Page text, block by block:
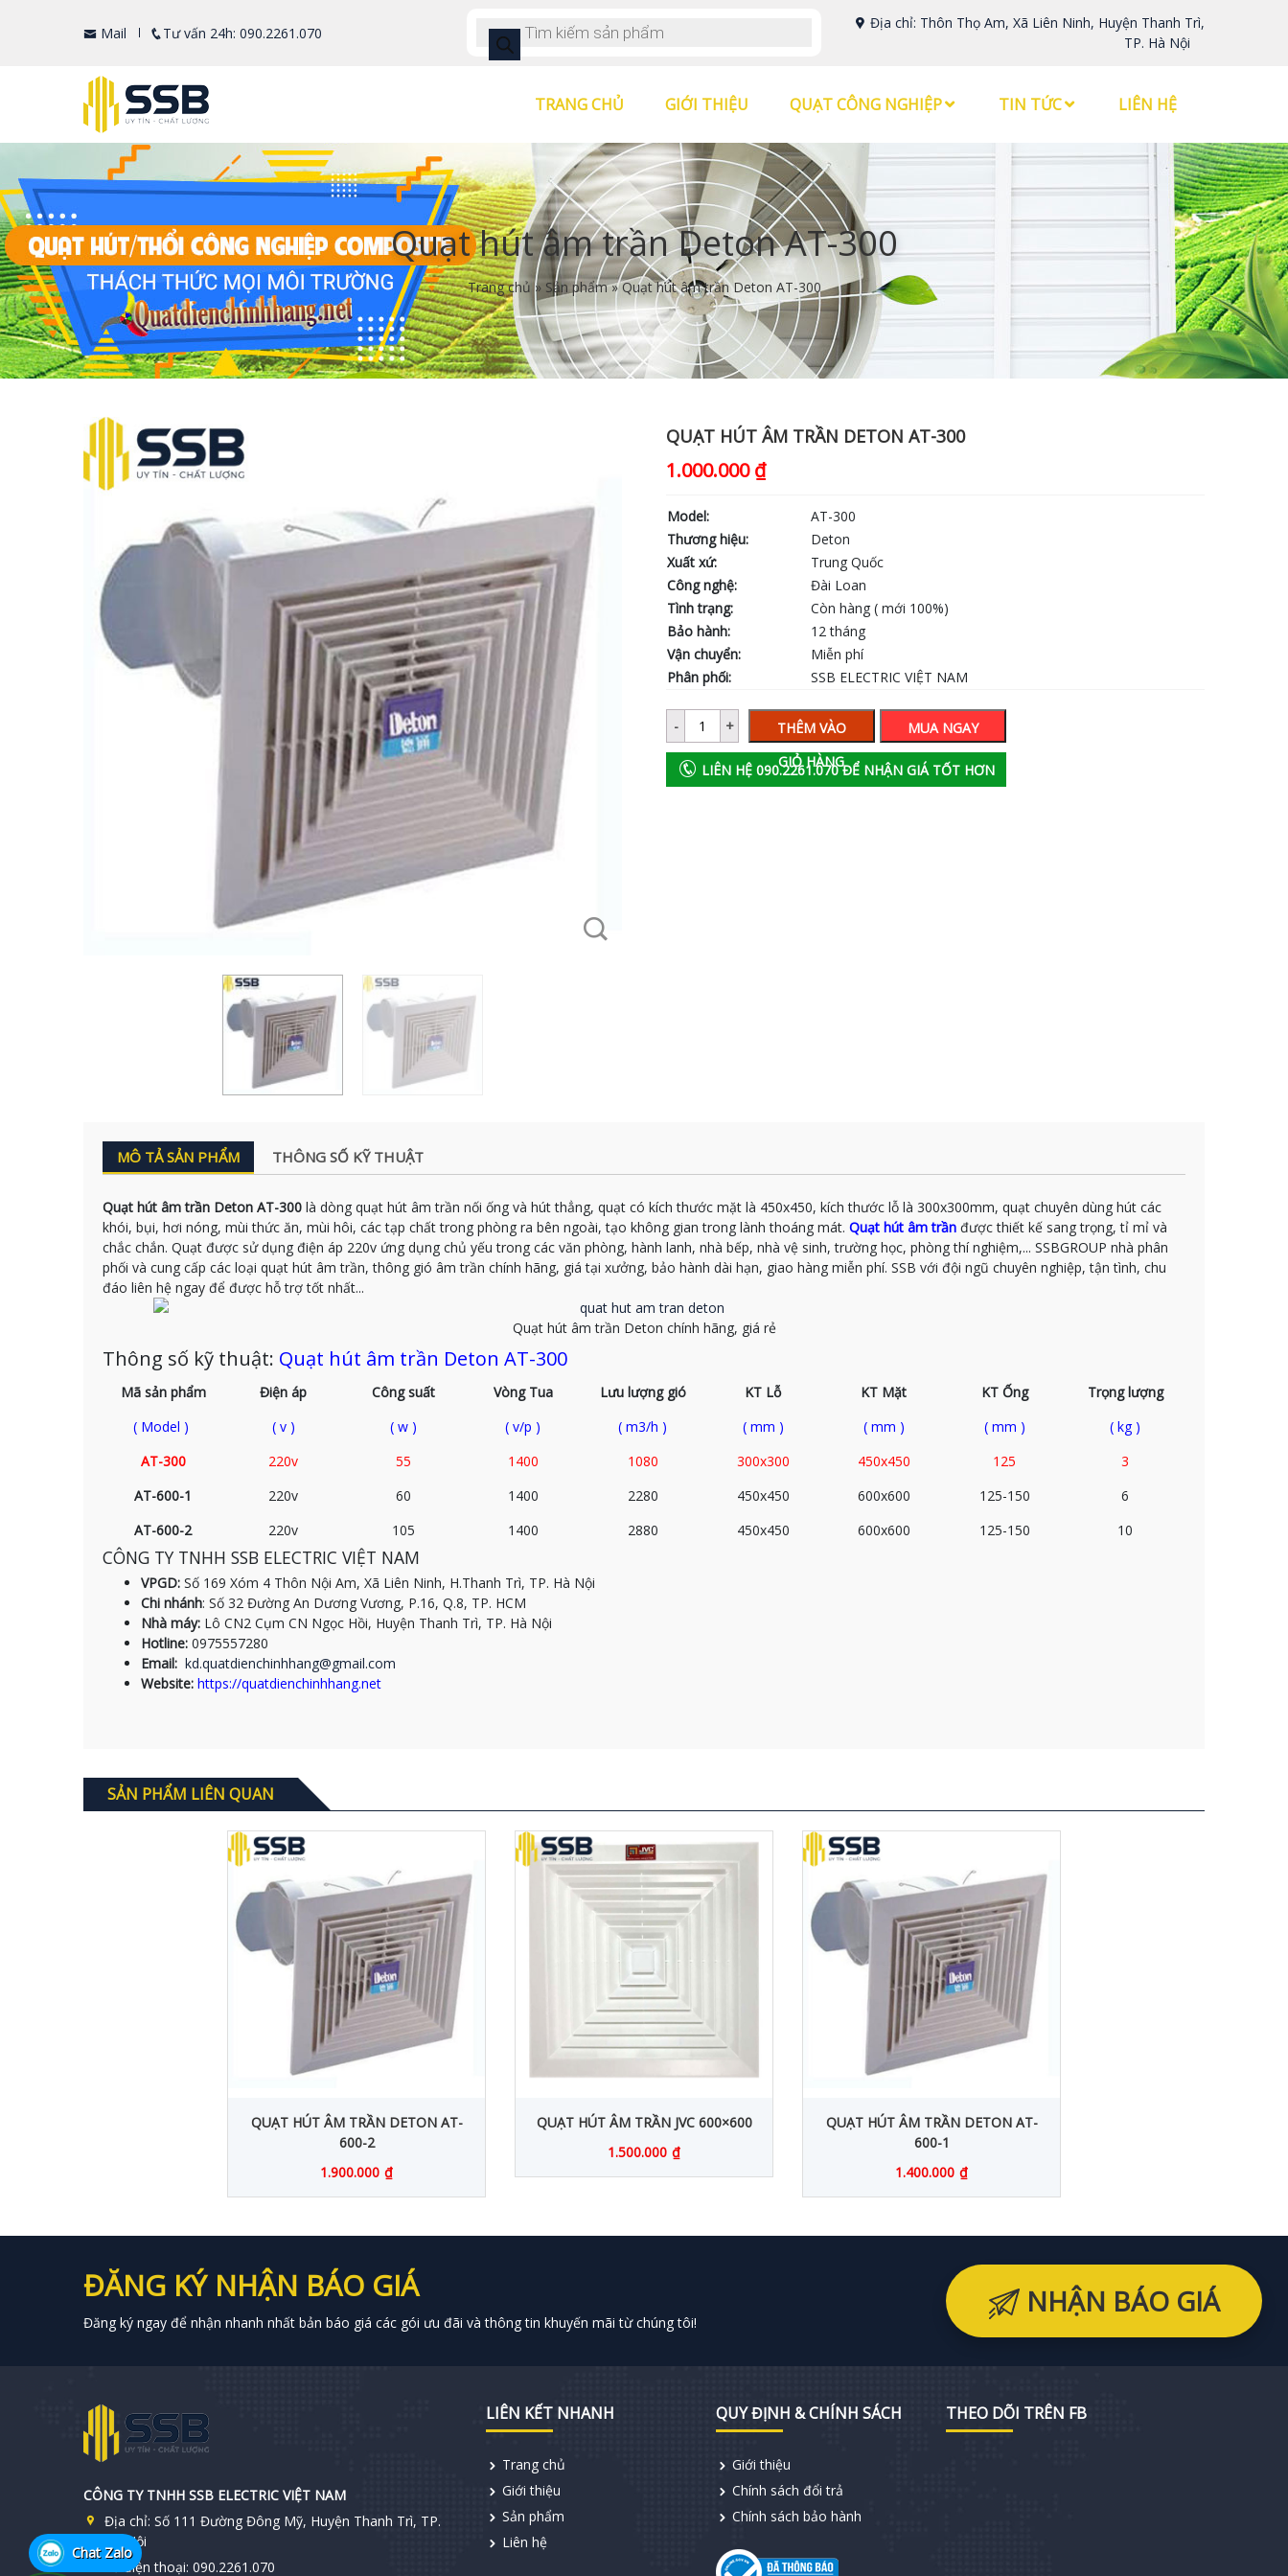
Mail Tư vấn 24h: 090.2261.070
Địa chỉ: Thôn Thọ Am, Xã Liên Ninh, Huyện Thanh Trì,
TP. Hà Nội
TRANG CHỦ GIỚI THIỆU QUẠT CÔNG NGHIỆP TIN TỨC LIÊN HỆ
Quạt hút âm trần Deton AT-300
Trang chủ» Sản phẩm»Quạt hút âm trần Deton AT-300
QUẠT HÚT ÂM TRẦN DETON AT-300
1.000.000 ₫
Model:
AT-300
Thương hiệu:
Deton
Xuất xứ:
Trung Quốc
Công nghệ:
Đài Loan
Tình trạng:
Còn hàng ( mới 100%)
Bảo hành:
12 tháng
Vận chuyển:
Miễn phí
Phân phối:
SSB ELECTRIC VIỆT NAM
THÊM VÀO
GIỎ HÀNG
MUA NGAY
LIÊN HỆ 090.2261.070 ĐỂ NHẬN GIÁ TỐT HƠN
MÔ TẢ SẢN PHẨM THÔNG SỐ KỸ THUẬT
Quạt hút âm trần Deton AT-300 là dòng quạt hút âm trần nối ống và hút thẳng, quạt có kích thước mặt là 450x450, kích thước lỗ là 300x300mm, quạt chuyên dùng hút các
khói, bụi, hơi nóng, mùi thức ăn, mùi hôi, các tạp chất trong phòng ra bên ngoài, tạo không gian trong lành thoáng mát. Quạt hút âm trần được thiết kế sang trọng, tỉ mỉ và
chắc chắn. Quạt được sử dụng điện áp 220v ứng dụng chủ yếu trong các văn phòng, hành lanh, nhà bếp, nhà vệ sinh, trường học, phòng thí nghiệm,... SSBGROUP nhà phân
phối và cung cấp các loại quạt hút âm trần, thông gió âm trần chính hãng, giá tại xưởng, bảo hành dài hạn, giao hàng miễn phí. SSB với đội ngũ chuyên nghiệp, tận tình, chu
đáo liên hệ ngay để được hỗ trợ tốt nhất...
Quạt hút âm trần Deton chính hãng, giá rẻ
Thông số kỹ thuật: Quạt hút âm trần Deton AT-300
Mã sản phẩm Điện áp Công suất Vòng Tua Lưu lượng gió KT Lỗ KT Mặt KT Ống
Trọng lượng
( Model )
( v ) ( w ) ( v/p ) ( m3/h ) ( mm ) ( mm ) ( mm )
( kg )
AT-300
220v 55 1400 1080 300x300 450x450 125
3
AT-600-1
220v 60 1400 2280 450x450 600x600 125-150
6
AT-600-2
220v 105 1400 2880 450x450 600x600 125-150 10
CÔNG TY TNHH SSB ELECTRIC VIỆT NAM
VPGD: Số 169 Xóm 4 Thôn Nội Am, Xã Liên Ninh, H.Thanh Trì, TP. Hà Nội
Chi nhánh: Số 32 Đường An Dương Vương, P.16, Q.8, TP. HCM
Nhà máy: Lô CN2 Cụm CN Ngọc Hồi, Huyện Thanh Trì, TP. Hà Nội
Hotline: 0975557280
Email: kd.quatdienchinhhang@gmail.com
Website: https://quatdienchinhhang.net
SẢN PHẨM LIÊN QUAN
QUẠT HÚT ÂM TRẦN DETON AT-
600-2
1.900.000 ₫
QUẠT HÚT ÂM TRẦN JVC 600×600
1.500.000 ₫
QUẠT HÚT ÂM TRẦN DETON AT-
600-1
1.400.000 ₫
ĐĂNG KÝ NHẬN BÁO GIÁ
Đăng ký ngay để nhận nhanh nhất bản báo giá các gói ưu đãi và thông tin khuyến mãi từ chúng tôi!
NHẬN BÁO GIÁ
CÔNG TY TNHH SSB ELECTRIC VIỆT NAM
Địa chỉ: Số 111 Đường Đông Mỹ, Huyện Thanh Trì, TP.
Hà Nội
Số điện thoại: 090.2261.070
LIÊN KẾT NHANH
Trang chủ
Giới thiệu
Sản phẩm
Liên hệ
QUY ĐỊNH & CHÍNH SÁCH
Giới thiệu
Chính sách đổi trả
Chính sách bảo hành
THEO DÕI TRÊN FB
Chat Zalo